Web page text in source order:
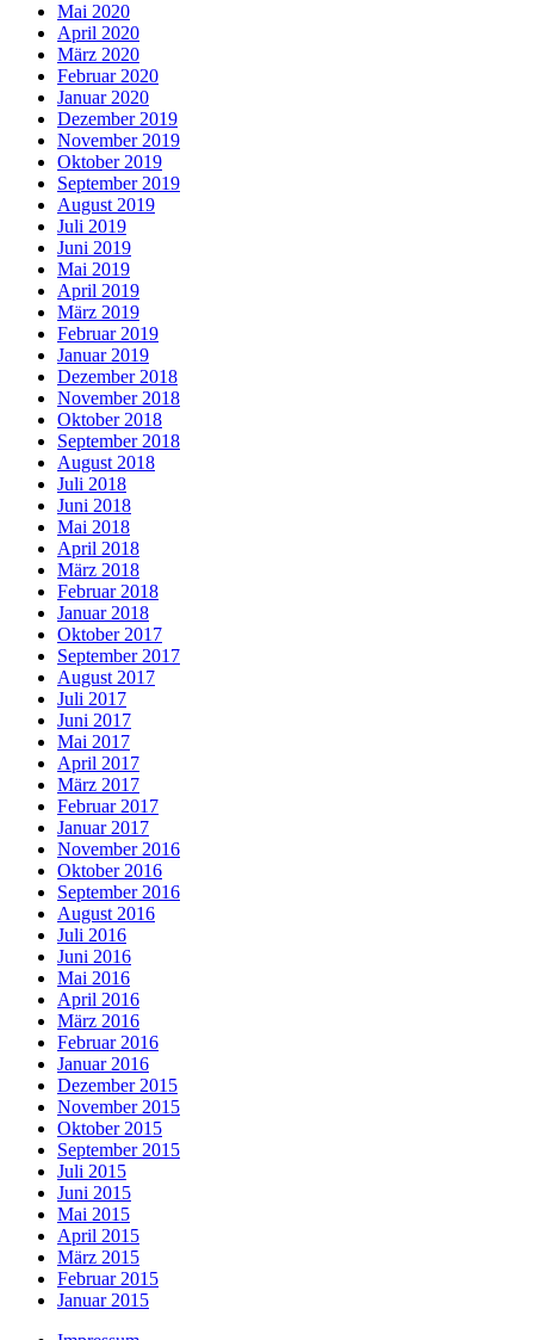
Mai 2020
April 2020
März 2020
Februar 2020
Januar 2020
Dezember 2019
November 2019
Oktober 2019
September 2019
August 2019
Juli 2019
Juni 2019
Mai 2019
April 2019
März 2019
Februar 2019
Januar 2019
Dezember 2018
November 2018
Oktober 2018
September 2018
August 2018
Juli 2018
Juni 2018
Mai 2018
April 2018
März 2018
Februar 2018
Januar 2018
Oktober 2017
September 2017
August 2017
Juli 2017
Juni 2017
Mai 2017
April 2017
März 2017
Februar 2017
Januar 2017
November 2016
Oktober 2016
September 2016
August 2016
Juli 2016
Juni 2016
Mai 2016
April 2016
März 2016
Februar 2016
Januar 2016
Dezember 2015
November 2015
Oktober 2015
September 2015
Juli 2015
Juni 2015
Mai 2015
April 2015
März 2015
Februar 2015
Januar 2015